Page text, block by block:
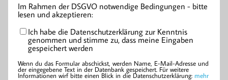
Im Rahmen der DSGVO notwendige Bedingungen - bitte
lesen und akzeptieren:
Ich habe die Datenschutzerklärung zur Kenntnis
genommen und stimme zu, dass meine Eingaben
gespeichert werden
Wenn du das Formular abschickst, werden Name, E-Mail-Adresse und
der eingegebene Text in der Datenbank gespeichert. Für weitere
Informationen wirf bitte einen Blick in die Datenschutzerklärung: mehr